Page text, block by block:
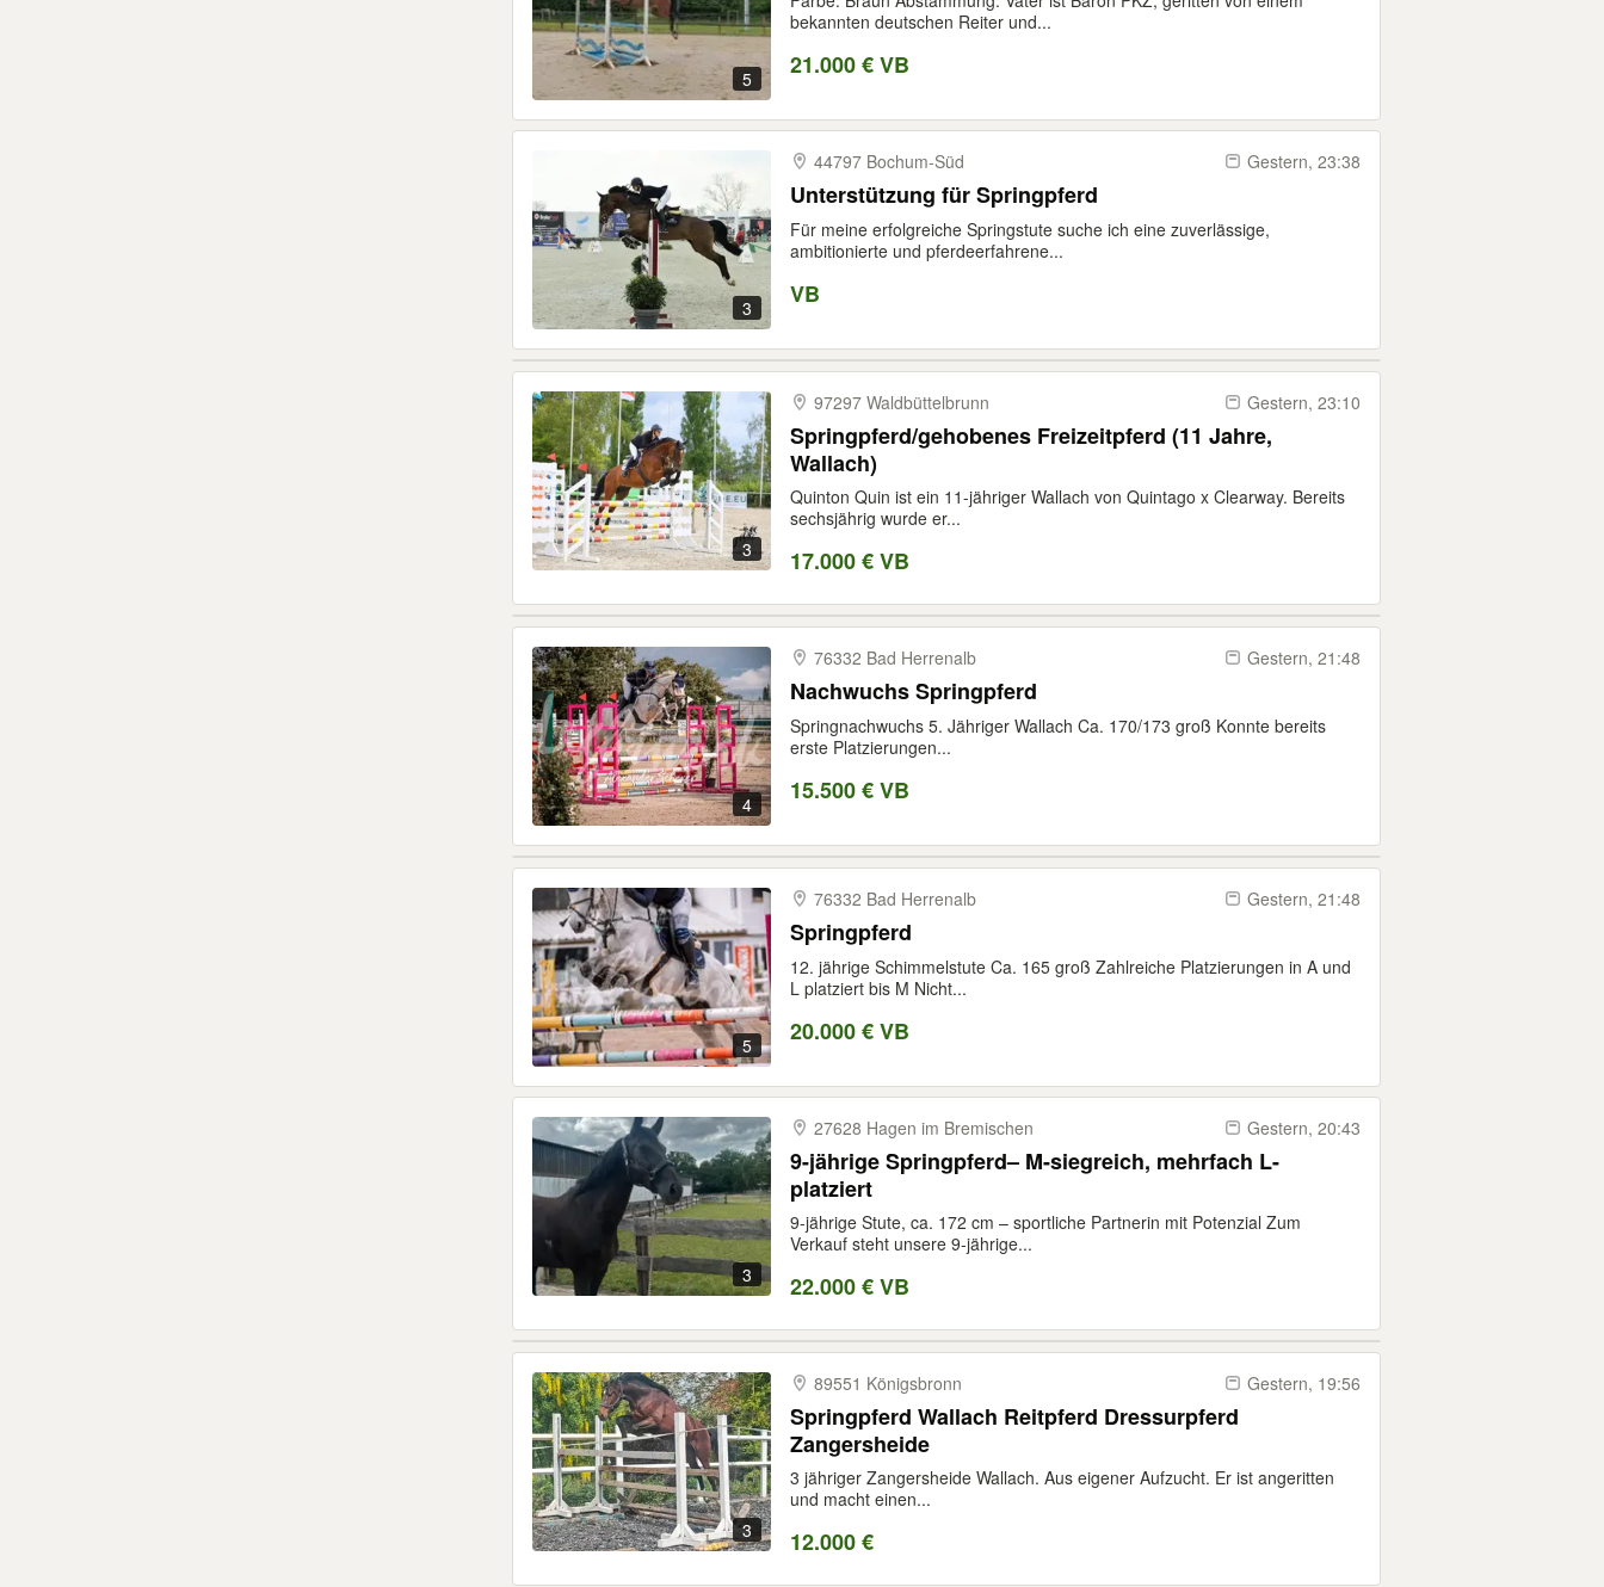
5
bekannten deutschen Reiter und...
21.000 € VB
3
44797 Bochum-​Süd Gestern, 23:38
Unterstützung für Springpferd
Für meine erfolgreiche Springstute suche ich eine zuverlässige,
ambitionierte und pferdeerfahrene...
VB
3
97297 Waldbüttelbrunn Gestern, 23:10
Springpferd/gehobenes Freizeitpferd (11 Jahre,
Wallach)
Quinton Quin ist ein 11-jähriger Wallach von Quintago x Clearway. Bereits
sechsjährig wurde er...
17.000 € VB
4
76332 Bad Herrenalb Gestern, 21:48
Nachwuchs Springpferd
Springnachwuchs 5. Jähriger Wallach Ca. 170/173 groß Konnte bereits
erste Platzierungen...
15.500 € VB
5
76332 Bad Herrenalb Gestern, 21:48
Springpferd
12. jährige Schimmelstute Ca. 165 groß Zahlreiche Platzierungen in A und
L platziert bis M Nicht...
20.000 € VB
3
27628 Hagen im Bremischen Gestern, 20:43
9-jährige Springpferd– M-siegreich, mehrfach L-
platziert
9-jährige Stute, ca. 172 cm – sportliche Partnerin mit Potenzial Zum
Verkauf steht unsere 9-jährige...
22.000 € VB
3
89551 Königsbronn Gestern, 19:56
Springpferd Wallach Reitpferd Dressurpferd
Zangersheide
3 jähriger Zangersheide Wallach. Aus eigener Aufzucht. Er ist angeritten
und macht einen...
12.000 €